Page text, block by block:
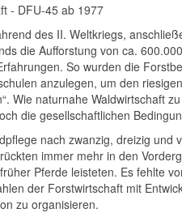
- DFU-45 ab 1977
des II. Weltkriegs,
die Aufforstung von ca.
So wurden die
anzulegen, um den
Wie naturnahe Waldwirtschaft
die gesellschaftlichen
nach zwanzig, dreizig
immer mehr in den
Pferde leisteten. Es fehlte
der Forstwirtschaft mit
zu organisieren.